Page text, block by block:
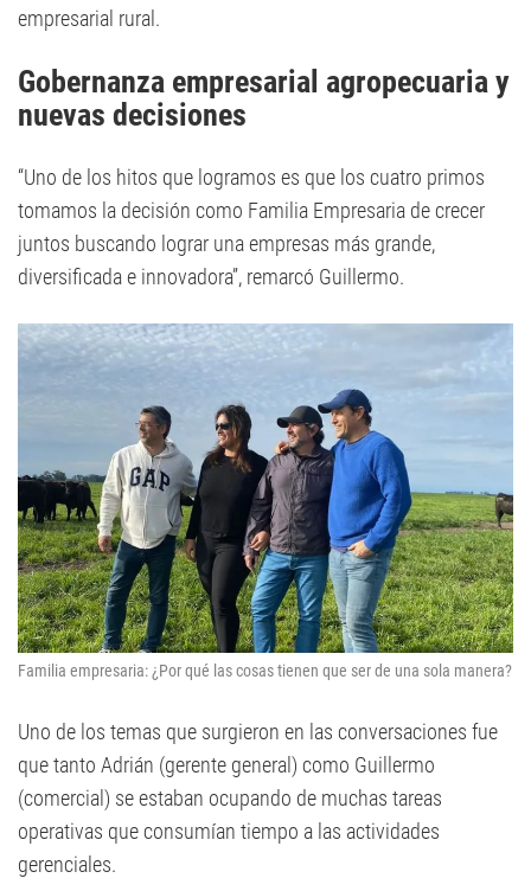
empresarial rural.
Gobernanza empresarial agropecuaria y
nuevas decisiones
“Uno de los hitos que logramos es que los cuatro primos
tomamos la decisión como Familia Empresaria de crecer
juntos buscando lograr una empresas más grande,
diversificada e innovadora”, remarcó Guillermo.
Familia empresaria: ¿Por qué las cosas tienen que ser de una sola manera?
Uno de los temas que surgieron en las conversaciones fue
que tanto Adrián (gerente general) como Guillermo
(comercial) se estaban ocupando de muchas tareas
operativas que consumían tiempo a las actividades
gerenciales.